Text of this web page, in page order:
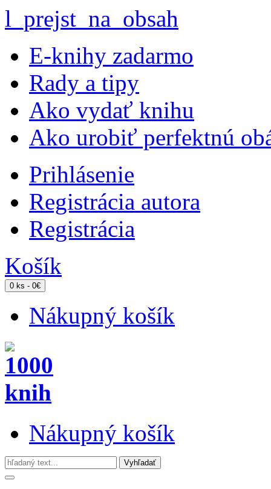
l_prejst_na_obsah
E-knihy zadarmo
Rady a tipy
Ako vydať knihu
Ako urobiť perfektnú
Prihlásenie
Registrácia autora
Registrácia
Košík
0 ks - 0€
Nákupný košík
Nákupný košík